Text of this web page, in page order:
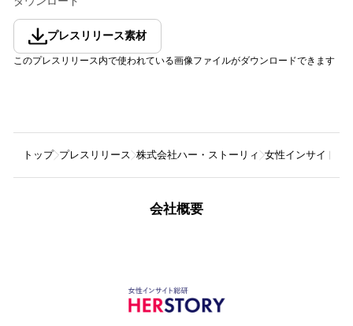
プレスリリース素材
このプレスリリース内で使われている画像ファイルがダウンロードできます
トップ プレスリリース 株式会社ハー・ストーリィ ⼥性インサイト総
会社概要